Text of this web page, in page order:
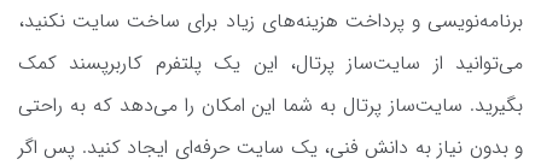
برنامه‌نویسی و پرداخت هزینه‌های زیاد برای ساخت سایت نکنید،
می‌توانید از سایت‌ساز پرتال، این یک پلتفرم کاربرپسند کمک
بگیرید. سایت‌ساز پرتال به شما این امکان را می‌دهد که به راحتی
و بدون نیاز به دانش فنی، یک سایت حرفه‌ای ایجاد کنید. پس اگر